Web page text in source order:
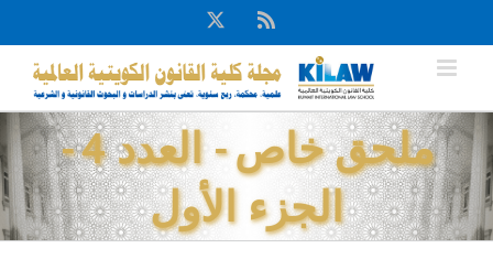
to
content
Rss
X
ملحق خاص - العدد 4 -
الجزء الأول